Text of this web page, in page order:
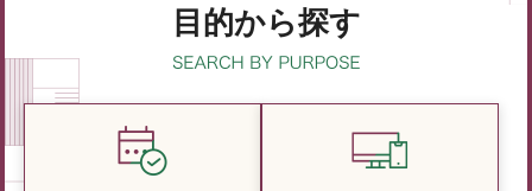
目的から探す